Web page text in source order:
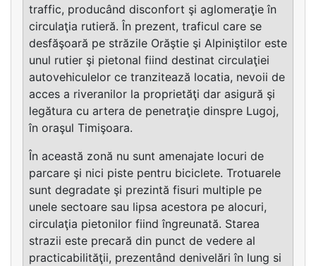
traffic, producând disconfort şi aglomeraţie în
circulaţia rutieră. În prezent, traficul care se
desfăşoară pe străzile Orăştie şi Alpiniştilor este
unul rutier şi pietonal fiind destinat circulaţiei
autovehiculelor ce tranzitează locatia, nevoii de
acces a riveranilor la proprietăţi dar asigură şi
legătura cu artera de penetraţie dinspre Lugoj,
în oraşul Timişoara.
În această zonă nu sunt amenajate locuri de
parcare şi nici piste pentru biciclete. Trotuarele
sunt degradate şi prezintă fisuri multiple pe
unele sectoare sau lipsa acestora pe alocuri,
circulaţia pietonilor fiind îngreunată. Starea
strazii este precară din punct de vedere al
practicabilităţii, prezentând denivelări în lung si